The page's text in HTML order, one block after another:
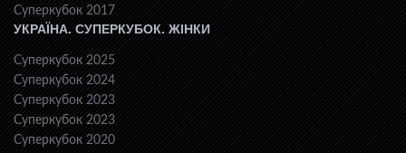
Суперкубок 2017
УКРАЇНА. СУПЕРКУБОК. ЖІНКИ
Суперкубок 2025
Суперкубок 2024
Суперкубок 2023
Суперкубок 2023
Суперкубок 2020